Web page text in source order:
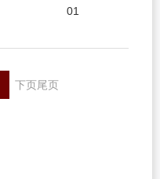
01
下页尾页